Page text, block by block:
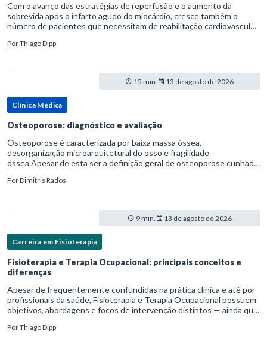
Com o avanço das estratégias de reperfusão e o aumento da
sobrevida após o infarto agudo do miocárdio, cresce também o
número de pacientes que necessitam de reabilitação cardiovascular
PorThiago Dipp
15 min. 13 de agosto de 2026
Clínica Médica
Osteoporose: diagnóstico e avaliação
Osteoporose é caracterizada por baixa massa óssea,
desorganização microarquitetural do osso e fragilidade
óssea.Apesar de esta ser a definição geral de osteoporose cunhada
patofisiológico, e não c
PorDimitris Rados
9 min. 13 de agosto de 2026
Carreira em Fisioterapia
Fisioterapia e Terapia Ocupacional: principais conceitos e
diferenças
Apesar de frequentemente confundidas na prática clínica e até por
profissionais da saúde, Fisioterapia e Terapia Ocupacional possuem
objetivos, abordagens e focos de intervenção distintos — ainda que
PorThiago Dipp